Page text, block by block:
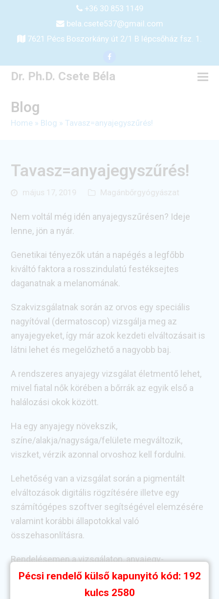
+36 30 853 1149
bela.csete537@gmail.com
7621 Pécs Boszorkány út 2/1 B lépcsőház fsz. 1.
Facebook
Dr. Ph.D. Csete Béla
Blog
Home » Blog »Tavasz=anyajegyszűrés!
Tavasz=anyajegyszűrés!
május 17, 2019 Magánbőrgyógyászat
Nem voltál még idén anyajegyszűrésen? Ideje
lenne, jön a nyár.
Genetikai tényezők után a napégés a legfőbb
kiváltó faktora a rosszindulatú festéksejtes
daganatnak a melanomának.
Szakvizsgálatnak során az orvos egy speciális
nagyítóval (dermatoscop) vizsgálja meg az
anyajegyeket, így már azok kezdeti elváltozásait is
látni lehet és megelőzhető a nagyobb baj.
A rendszeres anyajegy vizsgálat életmentő lehet,
mivel fiatal nők körében a bőrrák az egyik első a
halálozási okok között.
Ha egy anyajegy növekszik,
színe/alakja/nagysága/felülete megváltozik,
viszket, vérzik azonnal orvoshoz kell fordulni.
Lehetőség van a vizsgálat során a pigmentált
elváltozások digitális rögzítésére illetve egy
számítógépes szoftver segítségével elemzésére
valamint korábbi állapotokkal való
összehasonlításra.
Rendelésemen a vizsgálaton, anyajegy-
térképezésen túl lehetőség van műtéti és lézeres
Pécsi rendelő külső kapunyitó kód: 192
kulcs 2580